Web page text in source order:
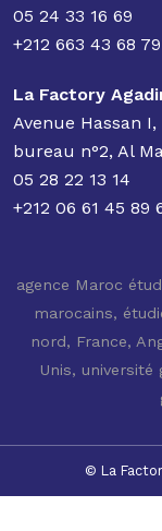
05 24 33 16 69
+212 663 43 68 79
La Factory
Avenue Hassan
bureau n°2, Al
05 28 22 13 14
+212 06 61 45 89
agence Maroc
marocains,
nord, France,
Unis, université
© La